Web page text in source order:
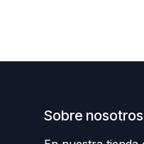
Sobre nosotros